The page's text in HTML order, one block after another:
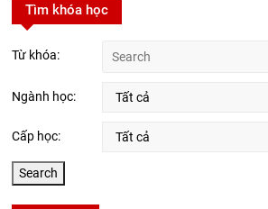
Tìm khóa học
Từ khóa:
Ngành học:
Cấp học: